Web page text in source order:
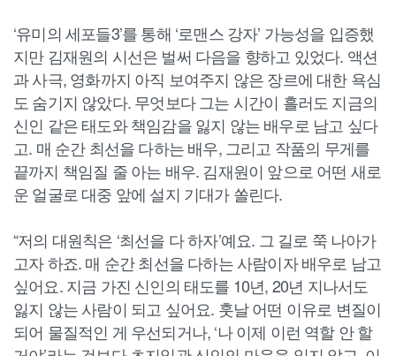
‘유미의 세포들3’를 통해 ‘로맨스 강자’ 가능성을 입증했
지만 김재원의 시선은 벌써 다음을 향하고 있었다. 액션
과 사극, 영화까지 아직 보여주지 않은 장르에 대한 욕심
도 숨기지 않았다. 무엇보다 그는 시간이 흘러도 지금의
신인 같은 태도와 책임감을 잃지 않는 배우로 남고 싶다
고. 매 순간 최선을 다하는 배우, 그리고 작품의 무게를
끝까지 책임질 줄 아는 배우. 김재원이 앞으로 어떤 새로
운 얼굴로 대중 앞에 설지 기대가 쏠린다.
“저의 대원칙은 ‘최선을 다 하자’예요. 그 길로 쭉 나아가
고자 하죠. 매 순간 최선을 다하는 사람이자 배우로 남고
싶어요. 지금 가진 신인의 태도를 10년, 20년 지나서도
잃지 않는 사람이 되고 싶어요. 훗날 어떤 이유로 변질이
되어 물질적인 게 우선되거나, ‘나 이제 이런 역할 안 할